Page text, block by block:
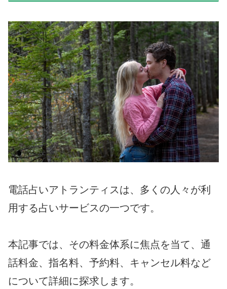
電話占いアトランティスは、多くの人々が利
用する占いサービスの一つです。
本記事では、その料金体系に焦点を当て、通
話料金、指名料、予約料、キャンセル料など
について詳細に探求します。